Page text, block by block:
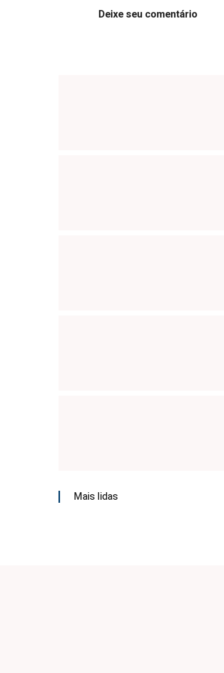
Deixe seu comentário
Mais lidas